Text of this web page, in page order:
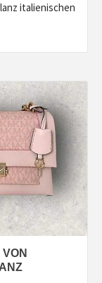
italienischen